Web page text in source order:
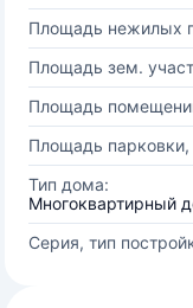
Площадь нежилых
Площадь зем.
Площадь
Площадь парковки,
Тип дома:
Многоквартирный
Серия, тип